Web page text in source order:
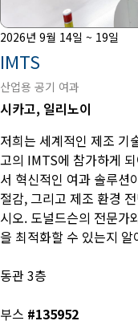
2026년 9월 14일 ~ 19일
IMTS
산업용 공기 여과
시카고, 일리노이
저희는 세계적인 제조 기
고의 IMTS에 참가하게
서 혁신적인 여과 솔루션
절감, 그리고 제조 환경
시오. 도널드슨의 전문가
을 최적화할 수 있는지
동관 3층
부스 #135952